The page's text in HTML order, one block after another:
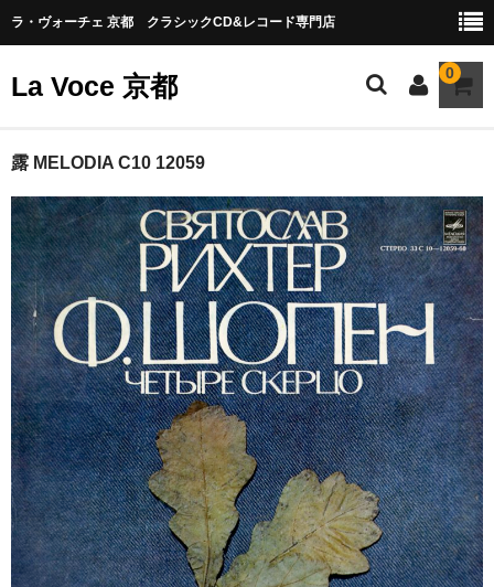
ラ・ヴォーチェ 京都 クラシックCD&レコード専門店
La Voce 京都 0
CATALOG LP
New arrival
交響曲・管弦楽曲
協奏曲
室内楽曲
器楽曲
声楽曲
合唱
オペラ
歌曲
露 MELODIA C10 12059